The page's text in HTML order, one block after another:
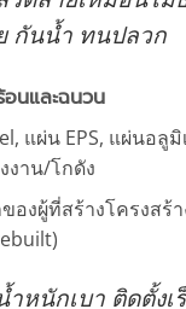
กันน้ำ ทนปลวก
นและฉนวน
แผ่น EPS, แผ่นอลู
งาน/โกดัง
องผู้ที่สร้างโครงสร้
ำหนักเบา ติดตั้ง